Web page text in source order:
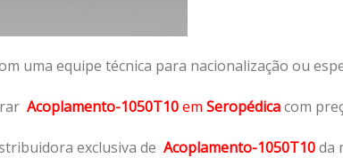
uma equipe técnica para nacionalização ou
Acoplamento-1050T10em Seropédicacom
exclusiva de Acoplamento-1050T10da